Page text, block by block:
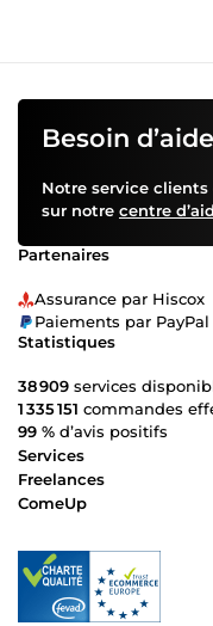
Besoin
Notre service
sur notre centre
Partenaires
Assurance par Hiscox
Paiements par
Statistiques
38 909 services
1 335 151 commandes
99 % d’avis positifs
Services
Freelances
ComeUp